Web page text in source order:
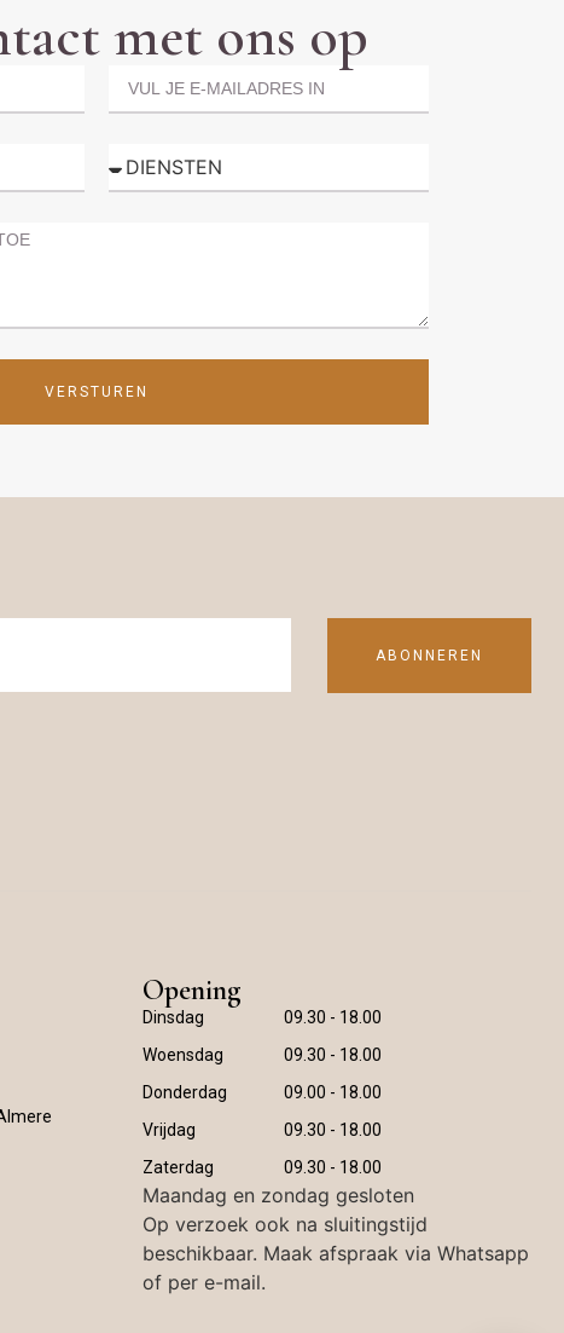
met ons op
VERSTUREN
ABONNEREN
Opening
Dinsdag
Woensdag
Donderdag
Vrijdag
Zaterdag
09.30 - 18.00
09.30 - 18.00
09.00 - 18.00
09.30 - 18.00
09.30 - 18.00
Maandag en zondag gesloten
Op verzoek ook na sluitingstijd
beschikbaar. Maak afspraak via Whatsapp
of per e-mail.